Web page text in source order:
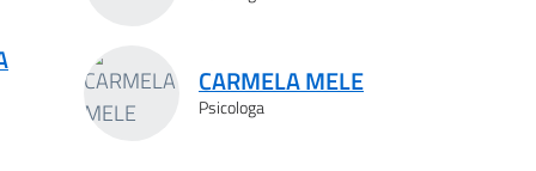
CARMELA MELE
Psicologa